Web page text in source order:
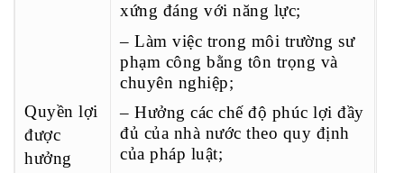
Quyền lợi
được
hưởng
xứng đáng với năng lực;
– Làm việc trong môi trường sư
phạm công bằng tôn trọng và
chuyên nghiệp;
– Hưởng các chế độ phúc lợi đầy
đủ của nhà nước theo quy định
của pháp luật;